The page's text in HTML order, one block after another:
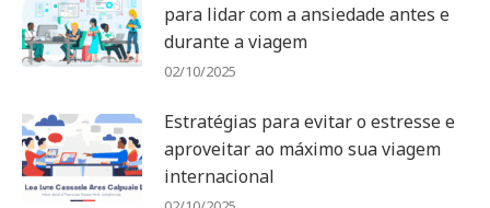
para lidar com a ansiedade antes e
durante a viagem
02/10/2025
Estratégias para evitar o estresse e
aproveitar ao máximo sua viagem
internacional